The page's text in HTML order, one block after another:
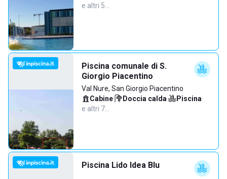
e altri 5…
Piscina comunale di S.
Giorgio Piacentino
Val Nure, San Giorgio Piacentino
Cabine· Doccia calda· Piscina·
e altri 7…
Piscina Lido Idea Blu